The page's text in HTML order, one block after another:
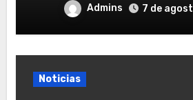
Admins 7 de
Noticias